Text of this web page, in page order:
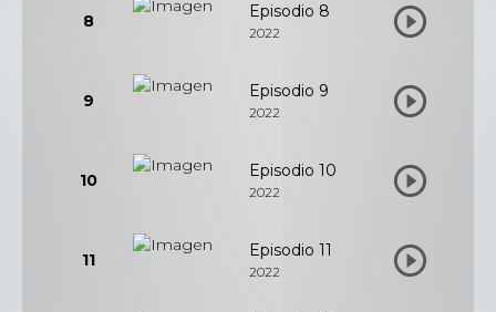
8 Episodio 8
2022
9 Episodio 9
2022
10 Episodio 10
2022
11 Episodio 11
2022